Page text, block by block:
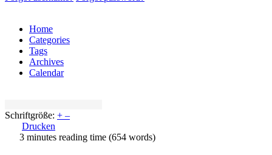
Home
Categories
Tags
Archives
Calendar
Schriftgröße: + –
Drucken
3 minutes reading time (654 words)